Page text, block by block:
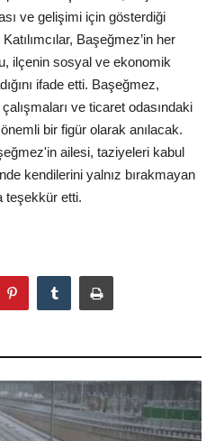
ve gelişimi için gösterdiği
Başeğmez’in her
ilçenin sosyal ve ekonomik
ifade etti. Başeğmez,
ve ticaret odasındaki
bir figür olarak anılacak.
ailesi, taziyeleri kabul
kendilerini yalnız bırakmayan
teşekkür etti.